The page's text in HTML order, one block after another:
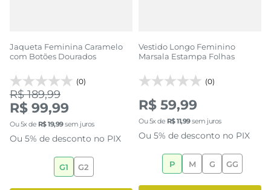
Jaqueta Feminina Caramelo
com Botões Dourados
(0)
R$ 189,99
R$ 99,99
Ou5x de R$19,99sem juros
Ou 5% de desconto no PIX
G1 G2
Vestido Longo Feminino
Marsala Estampa Folhas
(0)
R$ 59,99
Ou5x de R$11,99sem juros
Ou 5% de desconto no PIX
P M G GG